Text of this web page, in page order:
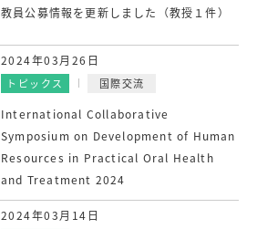
教員公募情報を更新しました（教授１件）
2024年03月26日
トピックス 国際交流
International Collaborative
Symposium on Development of Human
Resources in Practical Oral Health
and Treatment 2024
2024年03月14日